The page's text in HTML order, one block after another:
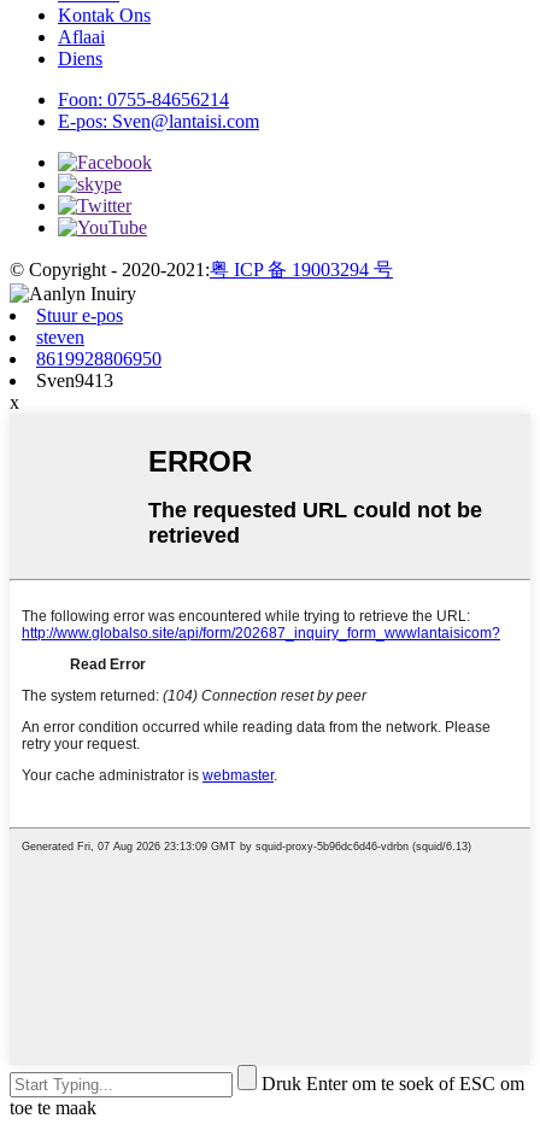
Kontak Ons
Aflaai
Diens
Foon: 0755-84656214
E-pos: Sven@lantaisi.com
© Copyright - 2020-2021:粤 ICP 备 19003294 号
Stuur e-pos
steven
8619928806950
Sven9413
x
Druk Enter om te soek of ESC om
toe te maak